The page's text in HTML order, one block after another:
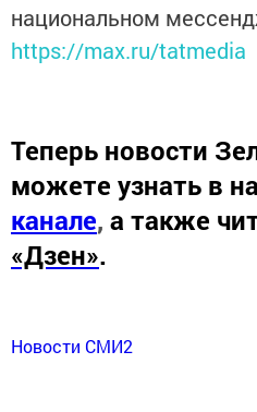
национальном
https://max.ru/tatmedia
Теперь новости
можете узнать в
канале, а также
«Дзен».
Новости СМИ2